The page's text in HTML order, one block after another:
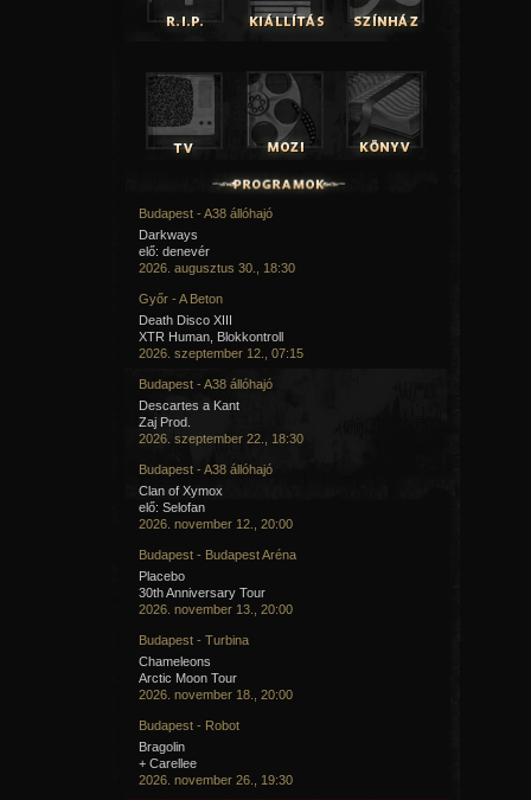
Budapest - A38 állóhajó
Darkways
elő: denevér
2026. augusztus 30., 18:30
Győr - A Beton
Death Disco XIII
XTR Human, Blokkontroll
2026. szeptember 12., 07:15
Budapest - A38 állóhajó
Descartes a Kant
Zaj Prod.
2026. szeptember 22., 18:30
Budapest - A38 állóhajó
Clan of Xymox
elő: Selofan
2026. november 12., 20:00
Budapest - Budapest Aréna
Placebo
30th Anniversary Tour
2026. november 13., 20:00
Budapest - Turbina
Chameleons
Arctic Moon Tour
2026. november 18., 20:00
Budapest - Robot
Bragolin
+ Carellee
2026. november 26., 19:30